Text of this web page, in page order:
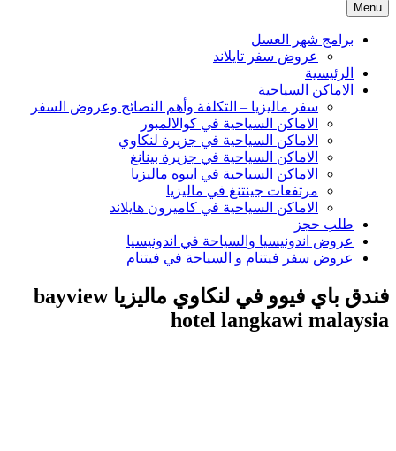
Menu
برامج شهر العسل
عروض سفر تايلاند
الرئيسية
الاماكن السياحية
سفر ماليزيا – التكلفة وأهم النصائح وعروض السفر
الاماكن السياحية في كوالالمبور
الاماكن السياحية في جزيرة لنكاوي
الاماكن السياحية في جزيرة بينانغ
الاماكن السياحية في ايبوه ماليزيا
مرتفعات جينتنغ في ماليزيا
الاماكن السياحية في كاميرون هايلاند
طلب حجز
عروض اندونيسيا والسياحة في اندونيسيا
عروض سفر فيتنام و السياحة في فيتنام
فندق باي فيوو في لنكاوي ماليزيا bayview
hotel langkawi malaysia